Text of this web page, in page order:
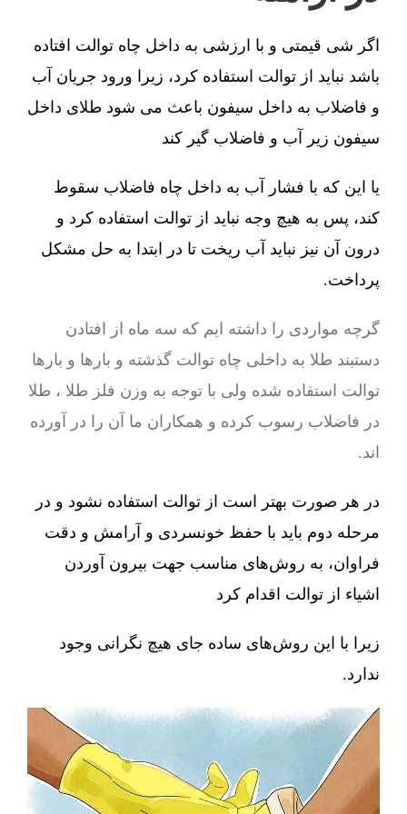
اگر شی قیمتی و با ارزشی به داخل چاه توالت افتاده
باشد نباید از توالت استفاده کرد، زیرا ورود جریان آب
و فاضلاب به داخل سیفون باعث می شود طلای داخل
سیفون زیر آب و فاضلاب گیر کند
یا این که با فشار آب به داخل چاه فاضلاب سقوط
کند، پس به هیچ وجه نباید از توالت استفاده کرد و
درون آن نیز نباید آب ریخت تا در ابتدا به حل مشکل
پرداخت.
گرچه مواردی را داشته ایم که سه ماه از افتادن
دستبند طلا به داخلی چاه توالت گذشته و بارها و بارها
توالت استفاده شده ولی با توجه به وزن فلز طلا ، طلا
در فاضلاب رسوب کرده و همکاران ما آن را در آورده
اند.
در هر صورت بهتر است از توالت استفاده نشود و در
مرحله دوم باید با حفظ خونسردی و آرامش و دقت
فراوان، به روش‌های مناسب جهت بیرون آوردن
اشیاء از توالت اقدام کرد
زیرا با این روش‌های ساده جای هیچ نگرانی وجود
ندارد.